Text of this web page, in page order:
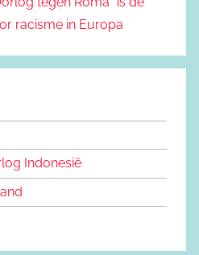
racisme in Europa
Indonesië